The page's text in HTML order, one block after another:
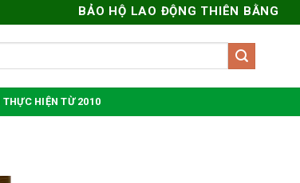
BẢO HỘ LAO ĐỘNG THIÊN BẰNG
THỰC HIỆN TỪ 2010